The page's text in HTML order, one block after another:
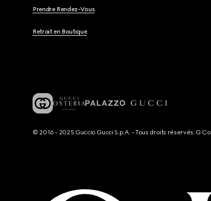
Prendre Rendez-Vous
Retrait en Boutique
© 2016 - 2025 Guccio Gucci S.p.A. - Tous droits réservés. G